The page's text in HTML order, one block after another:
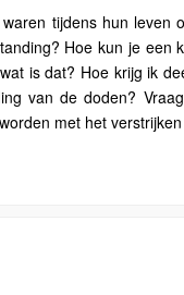
tijdens hun leven
Hoe kun je een
is dat? Hoe krijg ik
van de doden?
met het